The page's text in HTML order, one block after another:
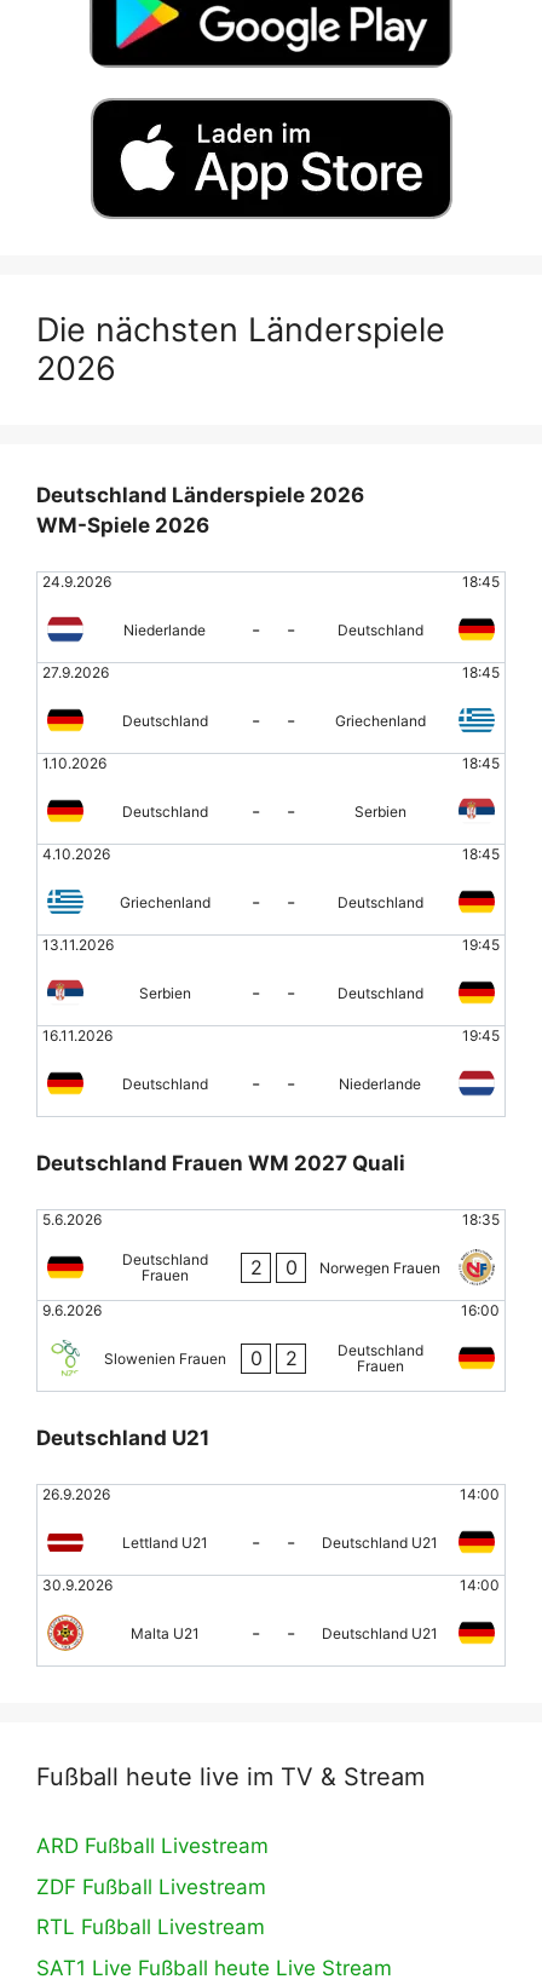
Die nächsten Länderspiele
2026
Deutschland Länderspiele 2026
WM-Spiele 2026
24.9.2026 18:45
Niederlande - - Deutschland
27.9.2026 18:45
Deutschland - - Griechenland
1.10.2026 18:45
Deutschland - - Serbien
4.10.2026 18:45
Griechenland - - Deutschland
13.11.2026 19:45
Serbien - - Deutschland
16.11.2026 19:45
Deutschland - - Niederlande
Deutschland Frauen WM 2027 Quali
5.6.2026 18:35
Deutschland
Frauen
2 0 Norwegen Frauen
9.6.2026 16:00
Slowenien Frauen 0 2
Deutschland
Frauen
Deutschland U21
26.9.2026 14:00
Lettland U21 - - Deutschland U21
30.9.2026 14:00
Malta U21 - - Deutschland U21
Fußball heute live im TV & Stream
ARD Fußball Livestream
ZDF Fußball Livestream
RTL Fußball Livestream
SAT1 Live Fußball heute Live Stream